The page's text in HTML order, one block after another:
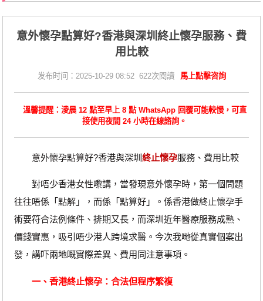
意外懷孕點算好?香港與深圳終止懷孕服務、費
用比較
发布时间：2025-10-29 08:52 622次閱讀 馬上點擊咨詢
溫馨提醒：淩晨 12 點至早上 8 點 WhatsApp 回覆可能較慢，可直
接使用夜間 24 小時在線諮詢。
意外懷孕點算好?香港與深圳 終止懷孕服務、費用比較
對唔少香港女性嚟講，當發現意外懷孕時，第一個問題
往往唔係「點解」，而係「點算好」。係香港做終止懷孕手
術要符合法例條件、排期又長，而深圳近年醫療服務成熟、
價錢實惠，吸引唔少港人跨境求醫。今次我哋從真實個案出
發，講吓兩地嘅實際差異、費用同注意事項。
一、香港終止懷孕：合法但程序繁複